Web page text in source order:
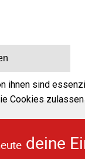
deine
ihnen sind
Cookies